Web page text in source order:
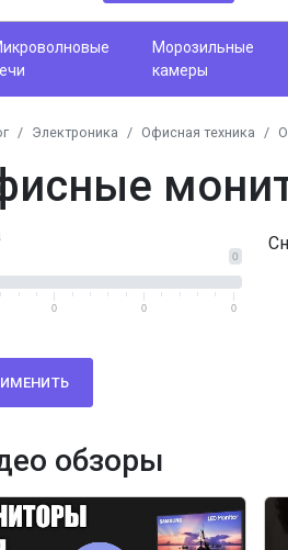
Морозильные
камеры
Электроника Офисная техника
0
0 0 0
обзоры